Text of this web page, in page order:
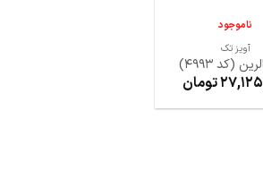
ناموجود
آویز تک
(کد 4993)
تومان